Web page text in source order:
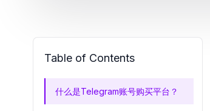
Table of Contents
什么是Telegram账号购买平台？